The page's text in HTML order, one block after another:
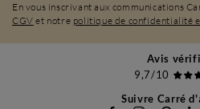
En vous inscrivant aux communications
CGV et notre politique de confidentialité
Avis
9,7/10
Suivre Carré